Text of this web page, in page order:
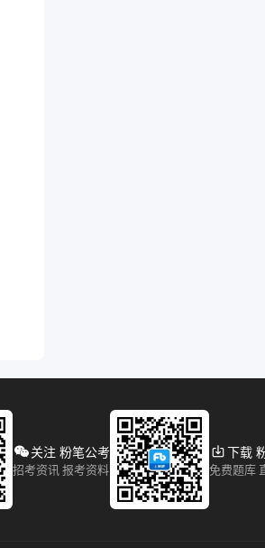
关注 粉笔公考
招考资讯 报考资料
下载
免费题库